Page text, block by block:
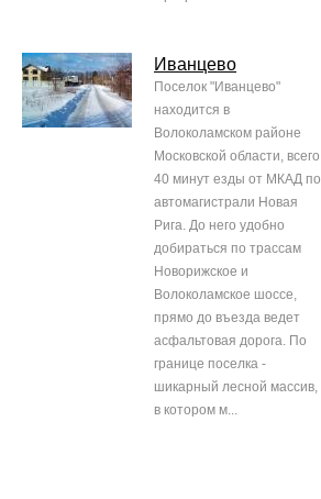
Иванцево
Поселок "Иванцево"
находится в
Волоколамском районе
Московской области, всего
40 минут езды от МКАД по
автомагистрали Новая
Рига. До него удобно
добираться по трассам
Новорижское и
Волоколамское шоссе,
прямо до въезда ведет
асфальтовая дорога. По
границе поселка -
шикарный лесной массив,
в котором м...